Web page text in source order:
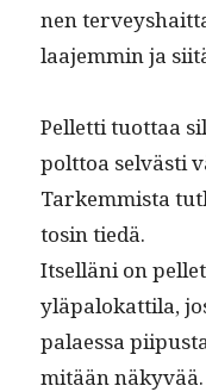
nen
laa­jem­min ja
Pel­let­ti tuot­taa
polt­toa selvästi
Tarkem­mista
tosin tiedä.
Itsel­läni on
ylä­palokat­ti­la,
palaes­sa
mitään